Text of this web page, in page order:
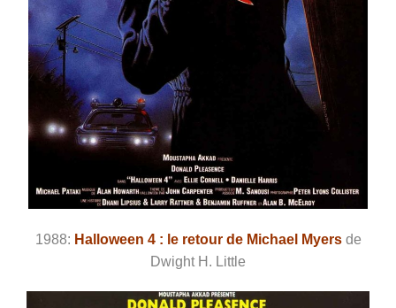
1988: Halloween 4 : le retour de Michael Myersde
Dwight H. Little